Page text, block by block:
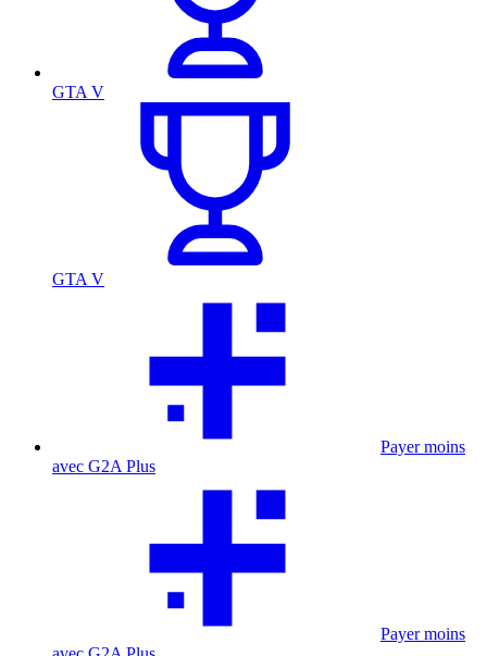
GTA V
GTA V
Payer moins
avec G2A Plus
Payer moins